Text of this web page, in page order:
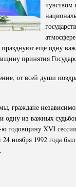
чувством
празднуют еще одну
принятия
от всей души
граждане
одну из важных
ю годовщину XVI
ноября 1992 года